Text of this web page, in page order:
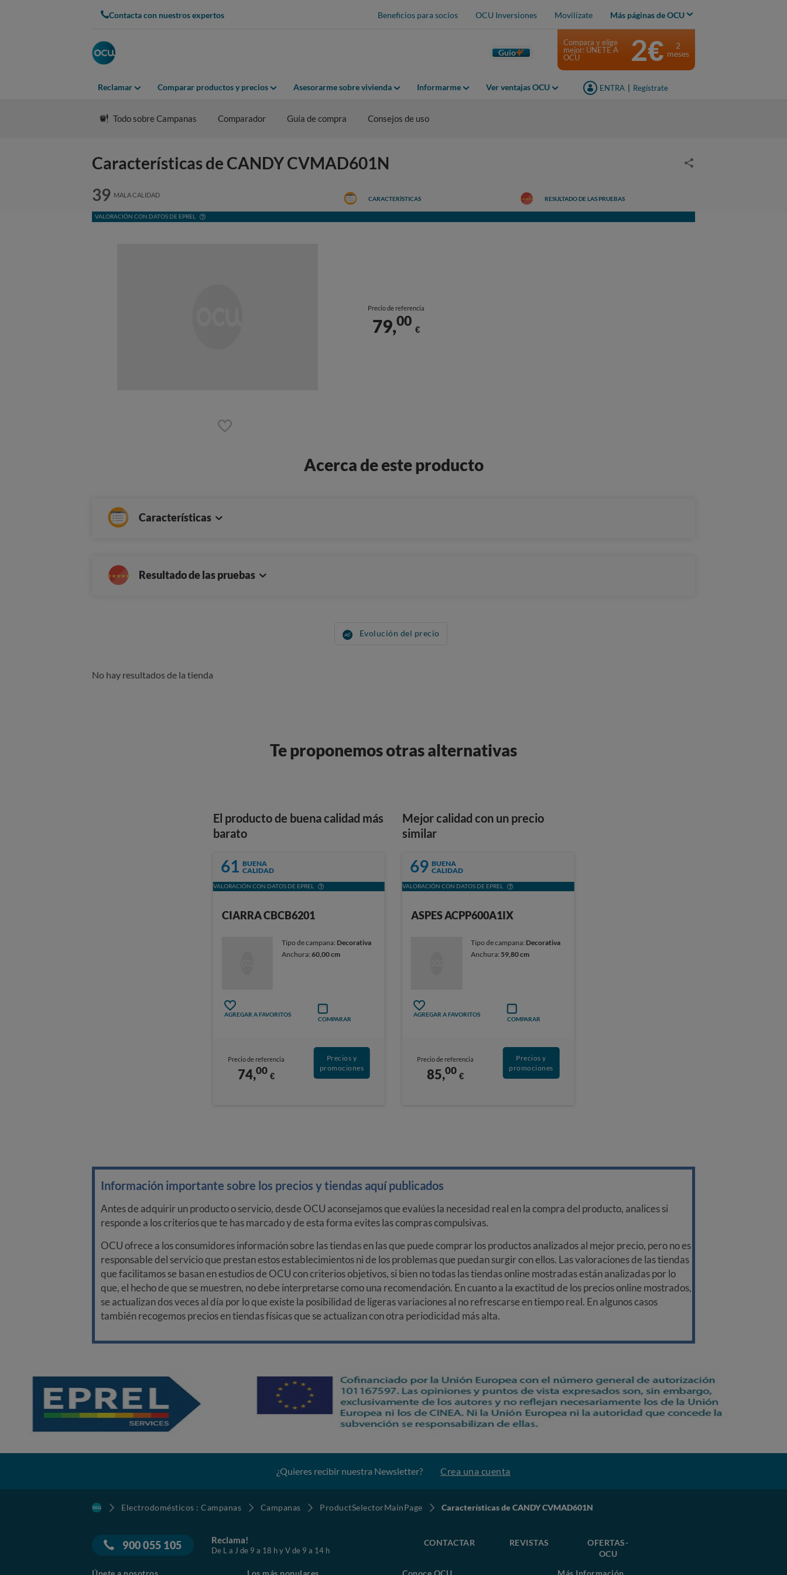
Contacta con nuestros expertos Beneficios para socios OCU Inversiones Movilízate Más páginas de OCU
Guio
Reclamar Comparar productos y precios Asesorarme sobre vivienda Informarme Ver ventajas OCU ENTRA Regístrate
Compara y elige
mejor: ÚNETE A
OCU
2€
2
meses
Todo sobre Campanas Comparador Guía de compra Consejos de uso
Características de CANDY CVMAD601N
39 MALA CALIDAD
VALORACIÓN CON DATOS DE EPREL
CARACTERÍSTICAS RESULTADO DE LAS PRUEBAS
Precio de referencia
79,00
€
Acerca de este producto
Características
Resultado de las pruebas
Evolución del precio
No hay resultados de la tienda
Te proponemos otras alternativas
El producto de buena calidad más
barato
61 BUENA
CALIDAD
VALORACIÓN CON DATOS DE EPREL
CIARRA CBCB6201
Tipo de campana: Decorativa
Anchura:60,00 cm
AGREGAR A FAVORITOS
COMPARAR
Precio de referencia
74,00 €
Precios y
promociones
Mejor calidad con un precio
similar
69 BUENA
CALIDAD
VALORACIÓN CON DATOS DE EPREL
ASPES ACPP600A1IX
Tipo de campana: Decorativa
Anchura: 59,80 cm
AGREGAR A FAVORITOS
COMPARAR
Precio de referencia
85,00 €
Precios y
promociones
Información importante sobre los precios y tiendas aquí publicados
Antes de adquirir un producto o servicio, desde OCU aconsejamos que evalúes la necesidad real en la compra del producto, analices si
responde a los criterios que te has marcado y de esta forma evites las compras compulsivas.
OCU ofrece a los consumidores información sobre las tiendas en las que puede comprar los productos analizados al mejor precio, pero no es
responsable del servicio que prestan estos establecimientos ni de los problemas que puedan surgir con ellos. Las valoraciones de las tiendas
que facilitamos se basan en estudios de OCU con criterios objetivos, si bien no todas las tiendas online mostradas están analizadas por lo
que, el hecho de que se muestren, no debe interpretarse como una recomendación. En cuanto a la exactitud de los precios online mostrados,
se actualizan dos veces al día por lo que existe la posibilidad de ligeras variaciones al no refrescarse en tiempo real. En algunos casos
también recogemos precios en tiendas físicas que se actualizan con otra periodicidad más alta.
¿Quieres recibir nuestra Newsletter? Crea una cuenta
Electrodomésticos : Campanas Campanas ProductSelectorMainPage Características de CANDY CVMAD601N
900 055 105 Reclama!
De L a J de 9 a 18 h y V de 9 a 14 h
CONTACTAR REVISTAS
OFERTAS-
OCU